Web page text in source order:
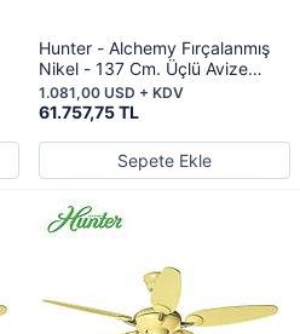
Hunter - Alchemy Fırçalanmış
Nikel - 137 Cm. Üçlü Avize
Aydınlatmalı Tavan Vantilatörü
61.757,75 TL
1.081,00 USD + KDV
Sepete Ekle